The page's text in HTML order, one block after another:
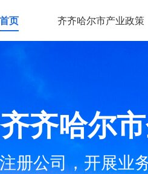
首页 齐齐哈尔市产业政策
齐齐哈尔
注册公司，开展业